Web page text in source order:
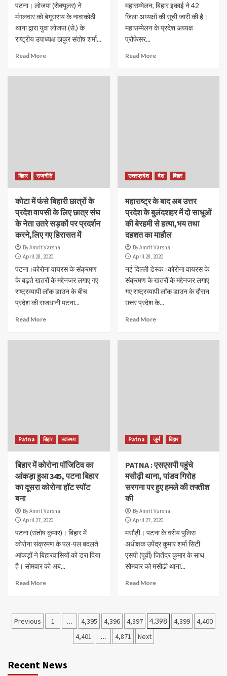
पटना। लोजपा (सेक्यूलर) ने
मंगलवार को बेगूसराय के नावाकोठी
थाना द्वारा युवा लोजपा (से.) के
राष्ट्रीय उपाध्यक्ष ठाकुर संतोष शर्मा...
Read More
महासम्मेलन, बिहार इकाई ने 42
जिला अध्यक्षों की सूची जारी की है।
महासम्मेलन के प्रदेश अध्यक्ष
प्रोफेसर...
Read More
बिहार राजनीति
कोटा में फंसे बिहारी छात्रों के
प्रदेश वापसी के लिए छात्र संघ
के नेता उतरे सड़कों पर प्रदर्शन
करने,लिए गए हिरासत में
By Amrit Varsha
April 28, 2020
पटना।कोरोना वायरस के संक्रमण
के बढ़ते खतरों के मद्देनजर लगाए गए
राष्ट्रव्यापी लॉक डाउन के बीच
प्रदेश की राजधानी पटना...
Read More
उत्तरप्रदेश देश बिहार
महाराष्ट्र के बाद अब उत्तर
प्रदेश के बुलंदशहर में दो साधुओं
की बेरहमी से हत्या,भय तथा
दहशत का माहौल
By Amrit Varsha
April 28, 2020
नई दिल्ली डेस्क।कोरोना वायरस के
संक्रमण के खतरों के मद्देनजर लगाए
गए राष्ट्रव्यापी लॉक डाउन के दौरान
उत्तर प्रदेश के...
Read More
Patna बिहार स्वास्थ्य
बिहार में कोरोना पॉजिटिव का
आंकड़ा हुआ 345, पटना बिहार
का दूसरा कोरोना हॉट स्पॉट
बना
By Amrit Varsha
April 27, 2020
पटना (संतोष कुमार)। बिहार में
कोरोना संक्रमण के पल-पल बदलते
आंकड़ों ने बिहारवासियों को डरा दिया
है। सोमवार को अब...
Read More
Patna जुर्म बिहार
PATNA : एसएसपी पहुंचे
मसौढ़ी थाना, पांडव गिरोह
सरगना पर हुए हमले की तफ्तीश
की
By Amrit Varsha
April 27, 2020
मसौढ़ी। पटना के वरीय पुलिस
अधीक्षक उपेंद्र कुमार शर्मा सिटी
एसपी (पूर्वी) जितेंद्र कुमार के साथ
सोमवार को मसौढी थाना...
Read More
Posts
navigation
Previous 1 … 4,395 4,396 4,397 4,398 4,399
4,400
4,401
… 4,871 Next
Recent News